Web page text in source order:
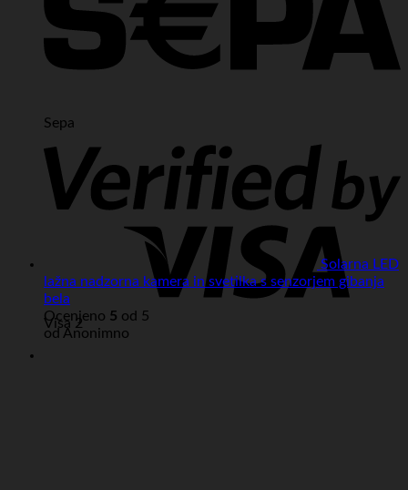
Sepa
Visa 2
Solarna LED
lažna nadzorna kamera in svetilka s senzorjem gibanja
bela
Ocenjeno 5 od 5
od Anonimno